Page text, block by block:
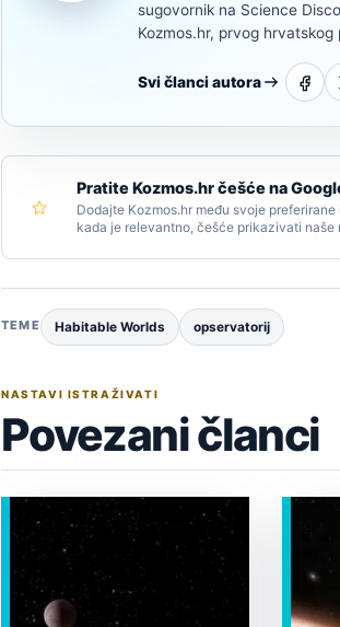
sugovornik na Science
Kozmos.hr, prvog
Svi članci autora
Pratite Kozmos.hr češće na
Dodajte Kozmos.hr među svoje
kada je relevantno, češće prikazivati naše
TEME Habitable Worlds opservatorij
NASTAVI ISTRAŽIVATI
Povezani članci